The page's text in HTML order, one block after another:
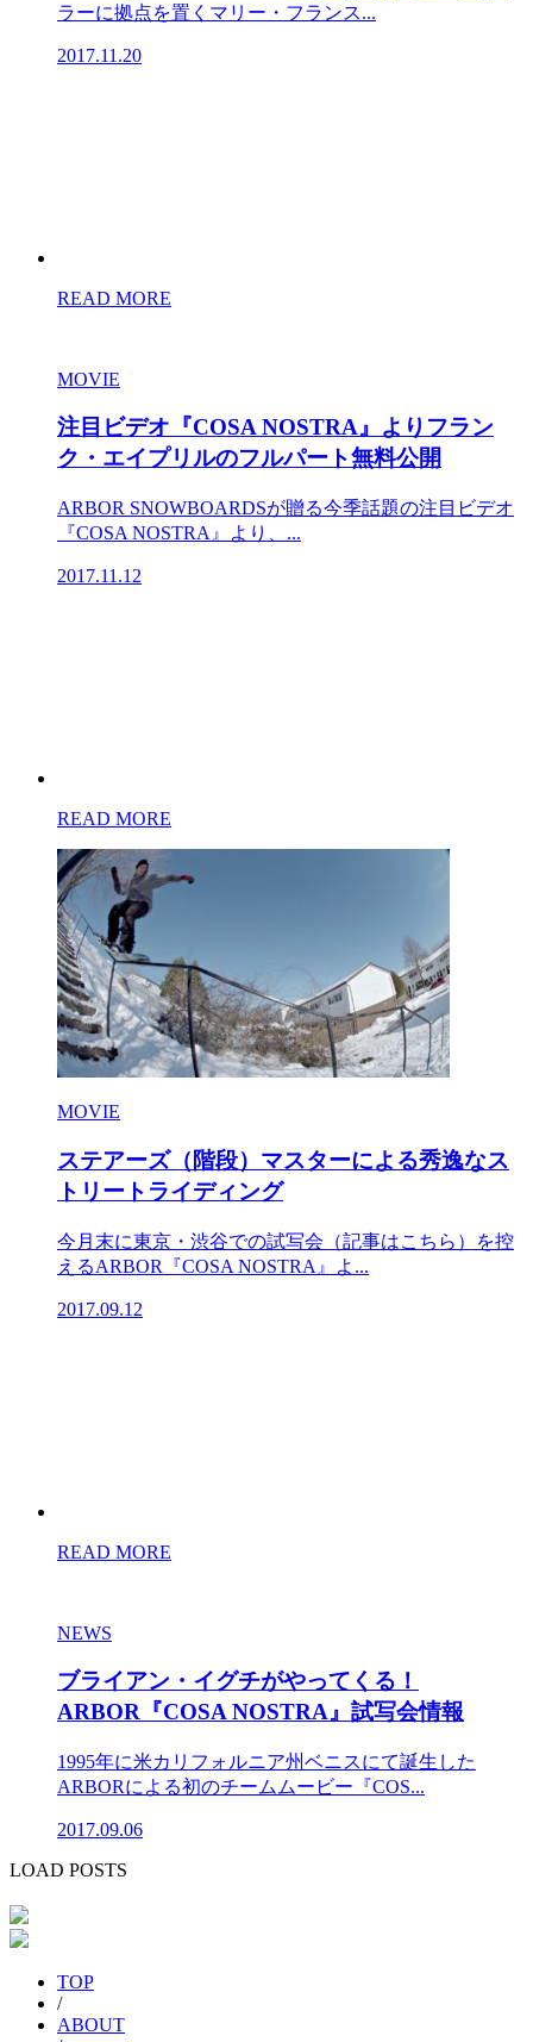
ラーに拠点を置くマリー・フランス...
2017.11.20
READ MORE
MOVIE
注目ビデオ『COSA NOSTRA』よりフラン
ク・エイプリルのフルパート無料公開
ARBOR SNOWBOARDSが贈る今季話題の注目ビデオ
『COSA NOSTRA』より、...
2017.11.12
READ MORE
MOVIE
ステアーズ（階段）マスターによる秀逸なス
トリートライディング
今月末に東京・渋谷での試写会（記事はこちら）を控
えるARBOR『COSA NOSTRA』よ...
2017.09.12
READ MORE
NEWS
ブライアン・イグチがやってくる！
ARBOR『COSA NOSTRA』試写会情報
1995年に米カリフォルニア州ベニスにて誕生した
ARBORによる初のチームムービー『COS...
2017.09.06
LOAD POSTS
TOP
/
ABOUT